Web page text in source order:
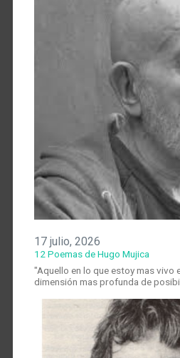
17 julio, 2026
12 Poemas de Hugo Mujica
"Aquello en lo que estoy mas vivo
dimensión mas profunda de